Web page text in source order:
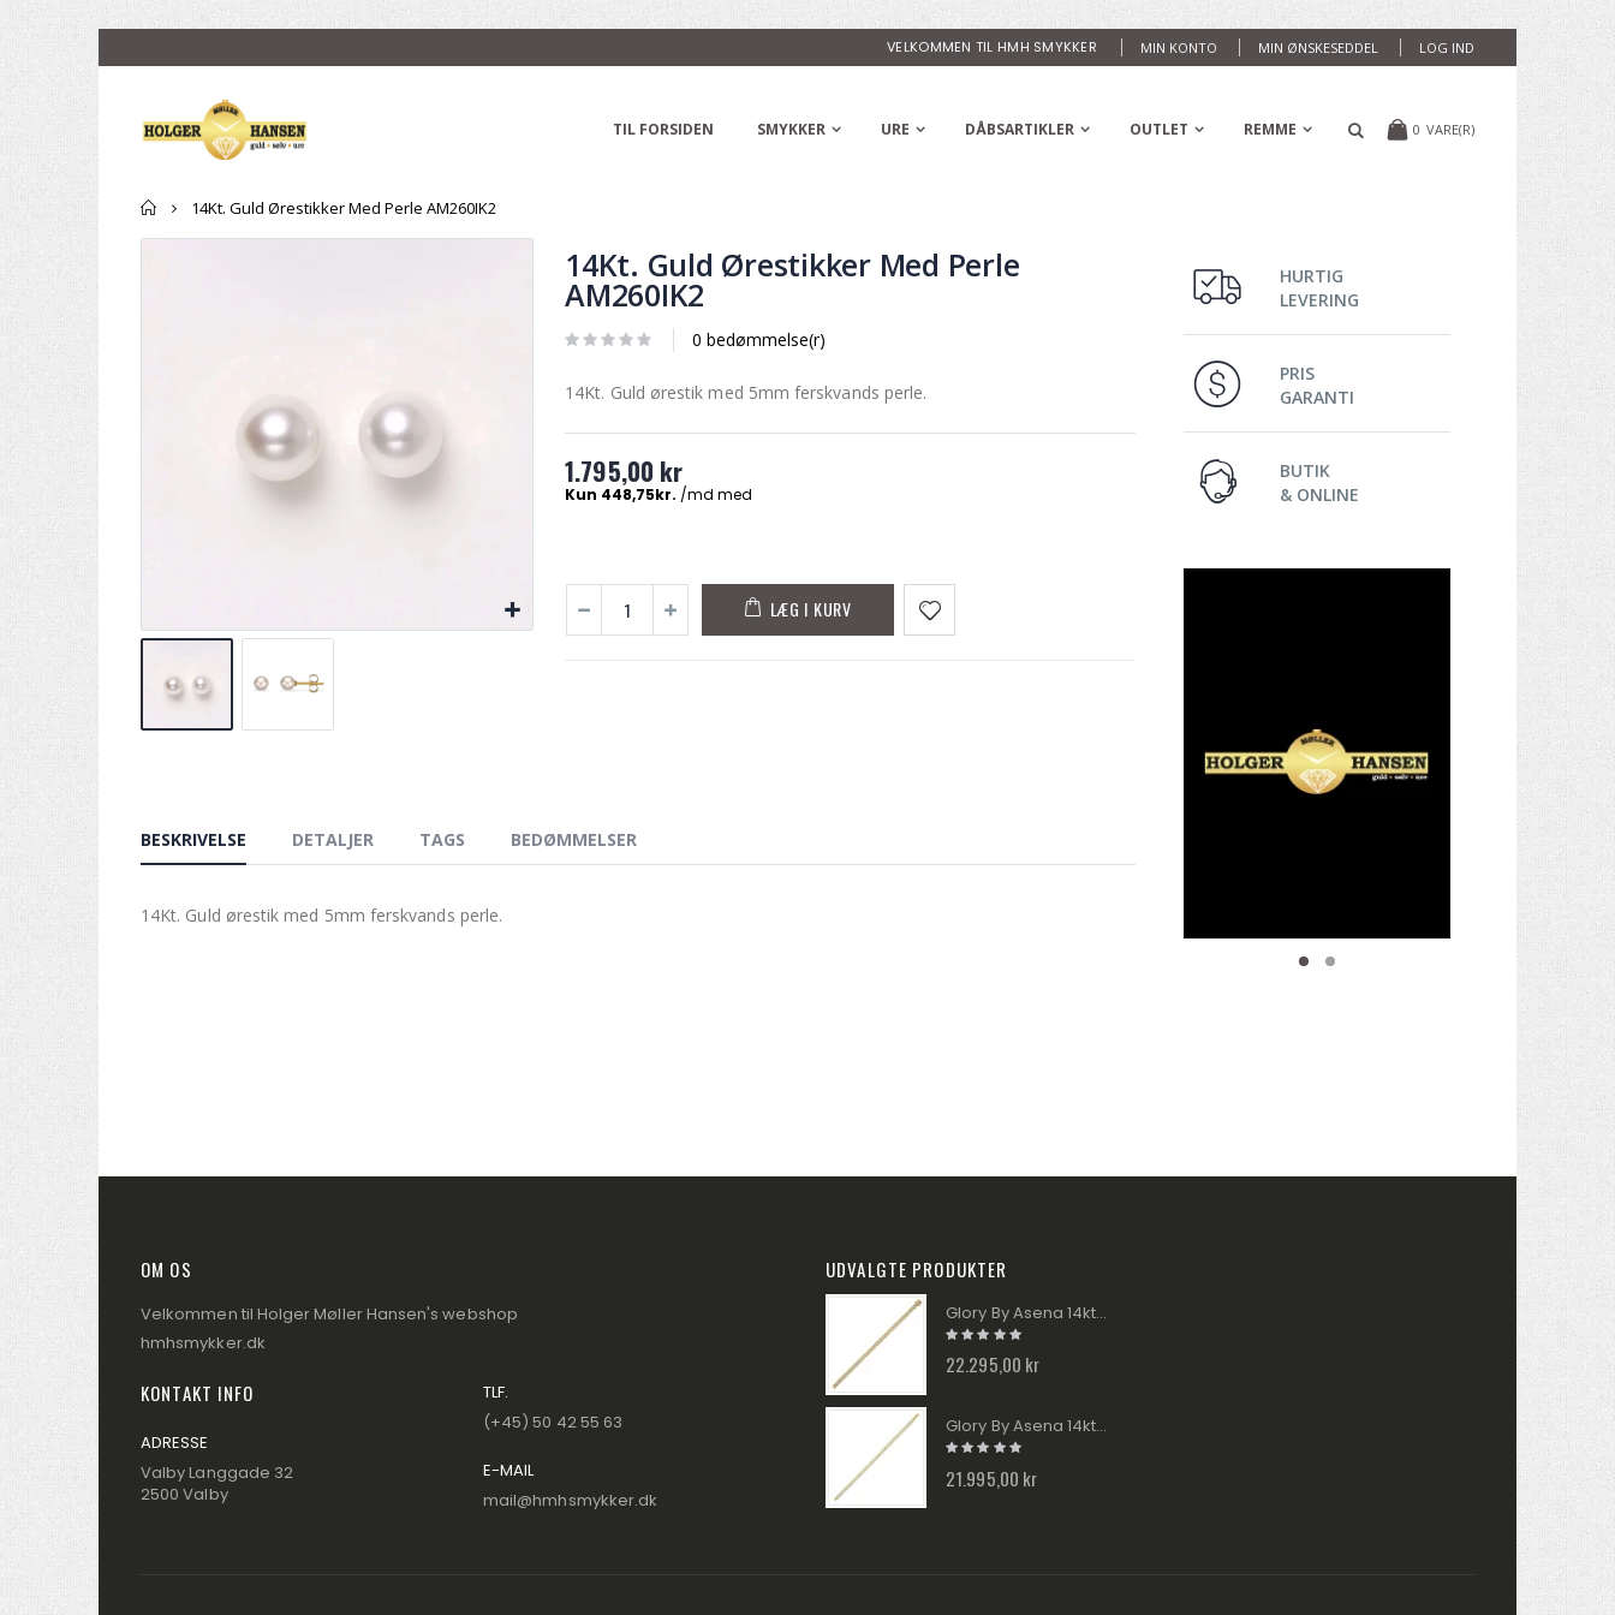
MIN KONTO MIN ØNSKESEDDEL LOG IND
VELKOMMEN TIL HMH SMYKKER
0 VARE(R)
TIL FORSIDEN SMYKKER URE DÅBSARTIKLER OUTLET REMME
Forside
14Kt. Guld Ørestikker Med Perle AM260IK2
14Kt. Guld Ørestikker Med Perle
AM260IK2
0 bedømmelse(r)
14Kt. Guld ørestik med 5mm ferskvands perle.
1.795,00 kr
LÆG I KURV
BESKRIVELSE DETALJER TAGS BEDØMMELSER
14Kt. Guld ørestik med 5mm ferskvands perle.
HURTIG
LEVERING
PRIS
GARANTI
BUTIK
& ONLINE
OM OS
Velkommen til Holger Møller Hansen's webshop
hmhsmykker.dk
KONTAKT INFO
ADRESSE
Valby Langgade 32
2500 Valby
TLF.
(+45) 50 42 55 63
E-MAIL
mail@hmhsmykker.dk
UDVALGTE PRODUKTER
Glory By Asena 14kt. Guld Panser Armbånd AM288A13-8
22.295,00 kr
Glory By Asena 14kt. Guld Tennis Armbånd AM288A9-8
21.995,00 kr